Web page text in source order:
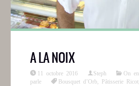
A LA NOIX
11 octobre 2016 Steph
On en
parle
Bousquet d’Orb Pâtisserie Ricot